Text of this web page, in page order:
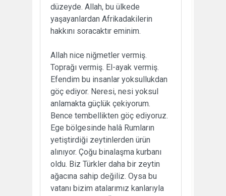
düzeyde. Allah, bu ülkede
yaşayanlardan Afrikadakilerin
hakkını soracaktır eminim.
Allah nice niğmetler vermiş.
Toprağı vermiş. El-ayak vermiş.
Efendim bu insanlar yoksullukdan
göç ediyor. Neresi, nesi yoksul
anlamakta güçlük çekiyorum.
Bence tembellikten göç ediyoruz.
Ege bölgesinde halâ Rumların
yetiştirdiği zeytinlerden ürün
alınıyor. Çoğu binalaşma kurbanı
oldu. Biz Türkler daha bir zeytin
ağacına sahip değiliz. Oysa bu
vatanı bizim atalarımız kanlarıyla